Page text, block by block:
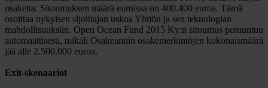
osaketta. Sitoumuksen määrä euroissa on 400.400 euroa. Tämä
osoittaa nykyisen sijoittajan uskoa Yhtiön ja sen teknologian
mahdollisuuksiin. Open Ocean Fund 2015 Ky:n sitoumus peruuntuu
automaattisesti, mikäli Osakeannin osakemerkintöjen kokonaismäärä
jää alle 2.500.000 euroa.
Exit-skenaariot